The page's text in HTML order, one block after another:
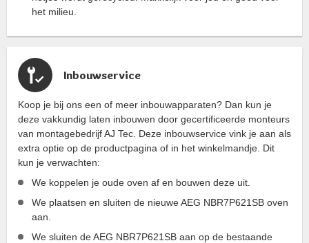
het milieu.
Inbouwservice
Koop je bij ons een of meer inbouwapparaten? Dan kun je
deze vakkundig laten inbouwen door gecertificeerde monteurs
van montagebedrijf AJ Tec. Deze inbouwservice vink je aan als
extra optie op de productpagina of in het winkelmandje. Dit
kun je verwachten:
We koppelen je oude oven af en bouwen deze uit.
We plaatsen en sluiten de nieuwe AEG NBR7P621SB oven
aan.
We sluiten de AEG NBR7P621SB aan op de bestaande